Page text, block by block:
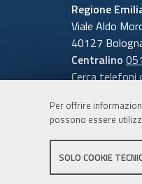
Per offrire
possono essere
SOLO COOKIE
Regione
Viale Aldo
40127
Centralino
Cerca telefoni